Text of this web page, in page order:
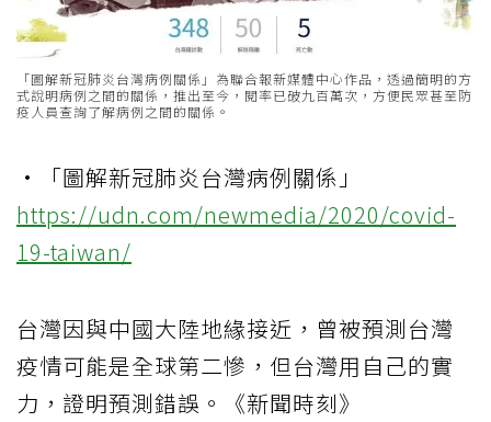
「圖解新冠肺炎台灣病例關係」為聯合報新媒體中心作品，透過簡明的方
式說明病例之間的關係，推出至今，閱率已破九百萬次，方便民眾甚至防
疫人員查詢了解病例之間的關係。
•「圖解新冠肺炎台灣病例關係」
https://udn.com/newmedia/2020/covid-
19-taiwan/
台灣因與中國大陸地緣接近，曾被預測台灣
疫情可能是全球第二慘，但台灣用自己的實
力，證明預測錯誤。《新聞時刻》